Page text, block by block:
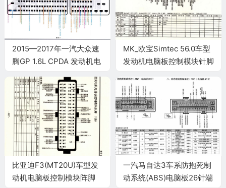
2015—2017年一汽大众速
腾GP 1.6L CPDA 发动机电
MK_欧宝Simtec 56.0车型
发动机电脑板控制模块针脚
比亚迪F3(MT20U)车型发
动机电脑板控制模块阵脚
一汽马自达3车系防抱死制
动系统(ABS)电脑板26针端